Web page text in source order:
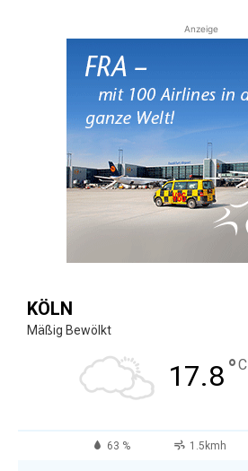
Anzeige
KÖLN
Mäßig Bewölkt
17.8°C
63 % 1.5kmh